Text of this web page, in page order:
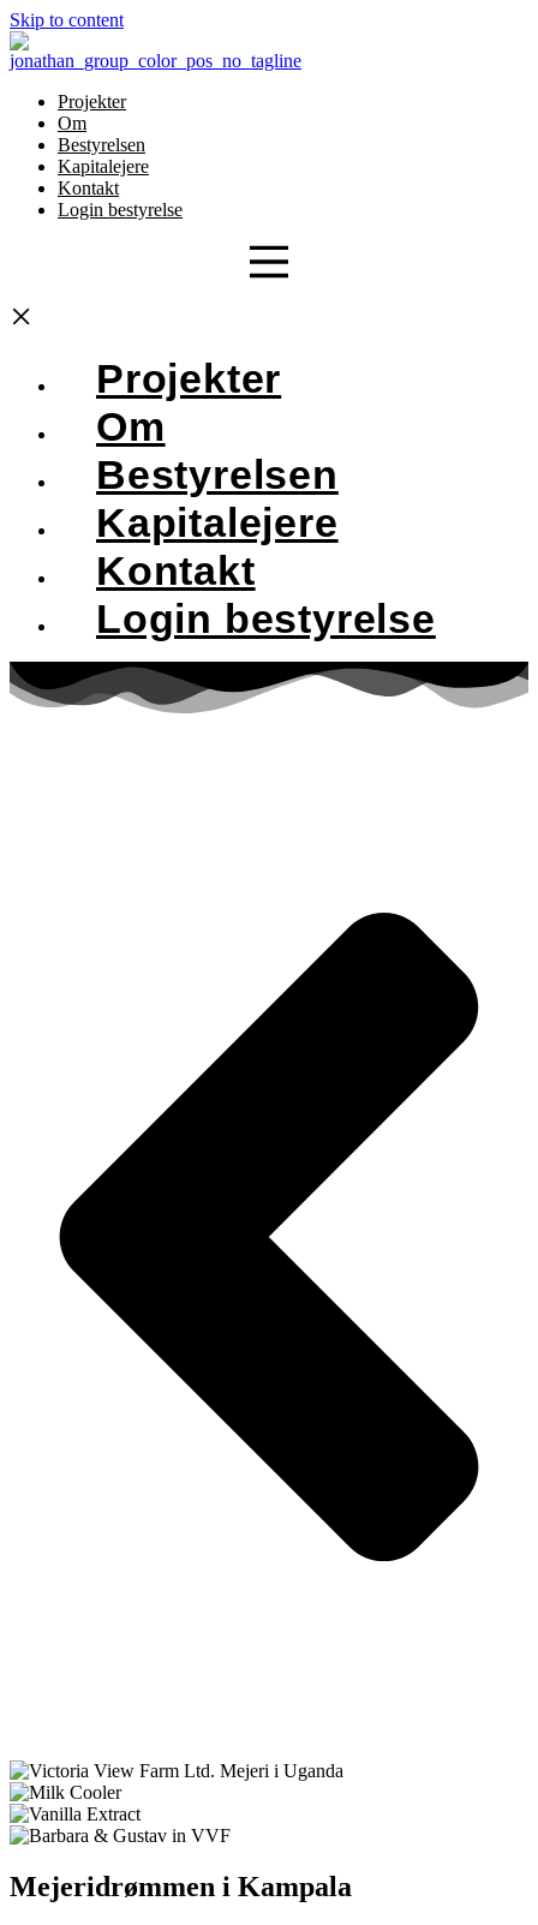
Skip to content
Projekter
Om
Bestyrelsen
Kapitalejere
Kontakt
Login bestyrelse
×
Projekter
Om
Bestyrelsen
Kapitalejere
Kontakt
Login bestyrelse
Mejeridrømmen i Kampala